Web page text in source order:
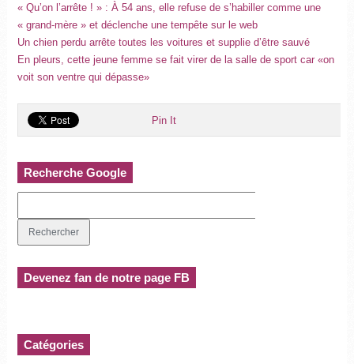
« Qu’on l’arrête ! » : À 54 ans, elle refuse de s’habiller comme une
« grand-mère » et déclenche une tempête sur le web
Un chien perdu arrête toutes les voitures et supplie d’être sauvé
En pleurs, cette jeune femme se fait virer de la salle de sport car «on
voit son ventre qui dépasse»
Pin It
Recherche Google
Devenez fan de notre page FB
Catégories